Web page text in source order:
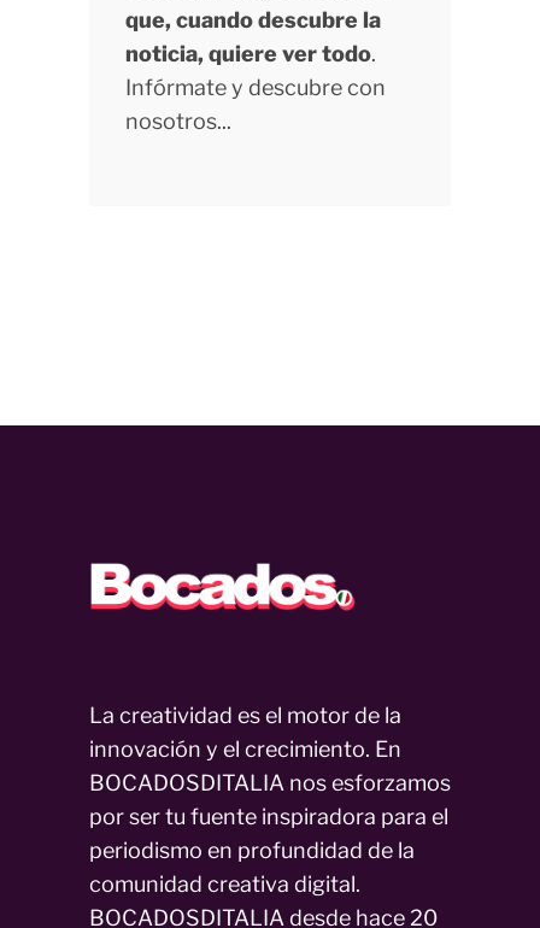
que, cuando descubre la
noticia, quiere ver todo.
Infórmate y descubre con
nosotros...
La creatividad es el motor de la
innovación y el crecimiento. En
BOCADOSDITALIA nos esforzamos
por ser tu fuente inspiradora para el
periodismo en profundidad de la
comunidad creativa digital.
BOCADOSDITALIA desde hace 20